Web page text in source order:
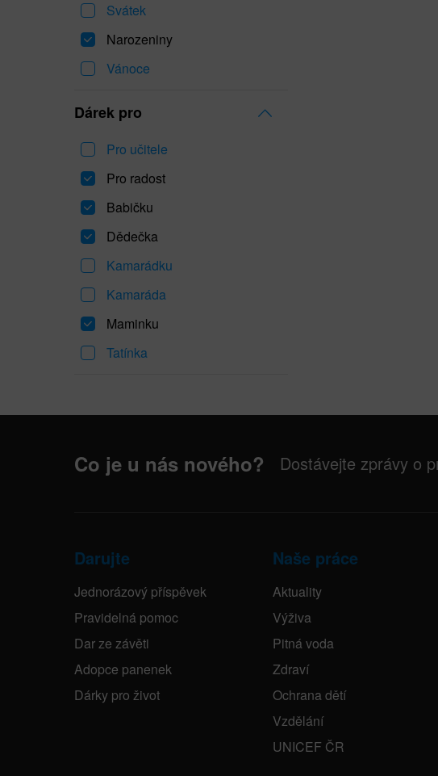
Svátek
Narozeniny
Vánoce
Dárek pro
Pro učitele
Pro radost
Babičku
Dědečka
Kamarádku
Kamaráda
Maminku
Tatínka
Co je u nás nového? Dostávejte zprávy o
Darujte
Jednorázový příspěvek
Pravidelná pomoc
Dar ze závěti
Adopce panenek
Dárky pro život
Naše práce
Aktuality
Výživa
Pitná voda
Zdraví
Ochrana dětí
Vzdělání
UNICEF ČR